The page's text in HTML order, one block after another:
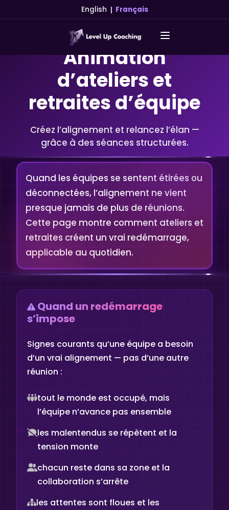
English | Français
Animation
d’ateliers et
retraites d’équipe
Créez l’alignement et relancez l’élan —
grâce à des séances structurées.
Quand les équipes se sentent étirées ou
déconnectées, l’alignement ne vient
presque jamais de plus de réunions.
Cette page montre comment ateliers et
retraites créent un vrai redémarrage,
applicable au quotidien.
Quand un redémarrage
s’impose
Signes courants qu’une équipe a besoin
d’un vrai alignement — pas d’une autre
réunion :
tout le monde est occupé, mais
l’équipe n’avance pas ensemble
les malentendus se répètent et la
tension monte
chacun reste dans sa zone et la
collaboration s’arrête
les attentes sont floues et les